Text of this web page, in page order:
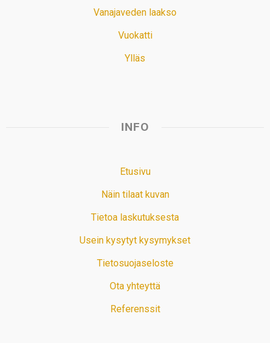
Vanajaveden laakso
Vuokatti
Ylläs
INFO
Etusivu
Näin tilaat kuvan
Tietoa laskutuksesta
Usein kysytyt kysymykset
Tietosuojaseloste
Ota yhteyttä
Referenssit